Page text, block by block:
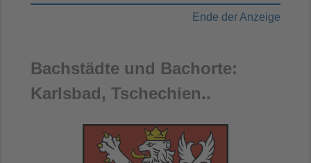
Ende der Anzeige
Bachstädte und Bachorte:
Karlsbad, Tschechien..